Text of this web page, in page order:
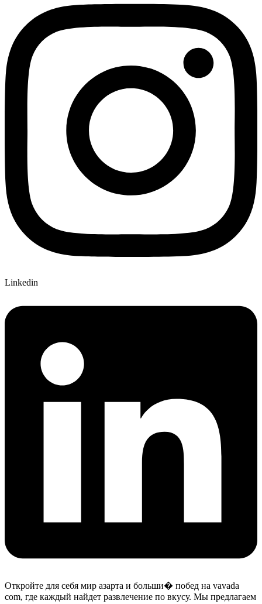
Linkedin
Откройте для себя мир азарта и больши� побед на vavada
com, где каждый найдет развлечение по вкусу. Мы предлагаем